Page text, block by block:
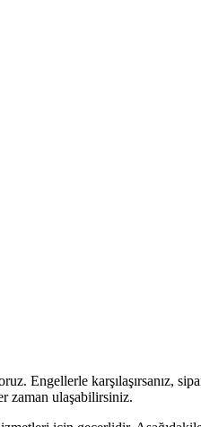
Engellerle
zaman ulaşabilirsiniz.